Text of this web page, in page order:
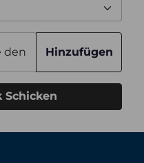
den
Hinzufügen
Schicken